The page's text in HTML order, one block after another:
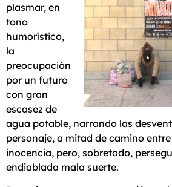
plasmar, en
tono
humorístico,
la
preocupación
por un futuro
con gran
escasez de
agua potable, narrando las
personaje, a mitad de camino
inocencia, pero, sobretodo,
endiablada mala suerte.